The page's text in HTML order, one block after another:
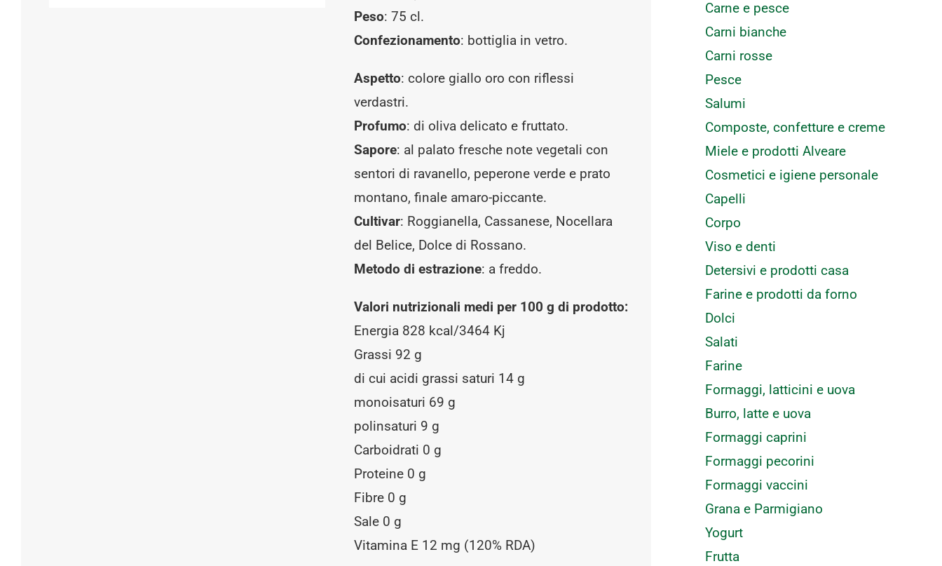
Peso: 75 cl.
Confezionamento: bottiglia in vetro.
Aspetto: colore giallo oro con riflessi
verdastri.
Profumo: di oliva delicato e fruttato.
Sapore: al palato fresche note vegetali con
sentori di ravanello, peperone verde e prato
montano, finale amaro-piccante.
Cultivar: Roggianella, Cassanese, Nocellara
del Belice, Dolce di Rossano.
Metodo di estrazione: a freddo.
Valori nutrizionali medi per 100 g di prodotto:
Energia 828 kcal/3464 Kj
Grassi 92 g
di cui acidi grassi saturi 14 g
monoisaturi 69 g
polinsaturi 9 g
Carboidrati 0 g
Proteine 0 g
Fibre 0 g
Sale 0 g
Vitamina E 12 mg (120% RDA)
Carne e pesce
Carni bianche
Carni rosse
Pesce
Salumi
Composte, confetture e creme
Miele e prodotti Alveare
Cosmetici e igiene personale
Capelli
Corpo
Viso e denti
Detersivi e prodotti casa
Farine e prodotti da forno
Dolci
Salati
Farine
Formaggi, latticini e uova
Burro, latte e uova
Formaggi caprini
Formaggi pecorini
Formaggi vaccini
Grana e Parmigiano
Yogurt
Frutta